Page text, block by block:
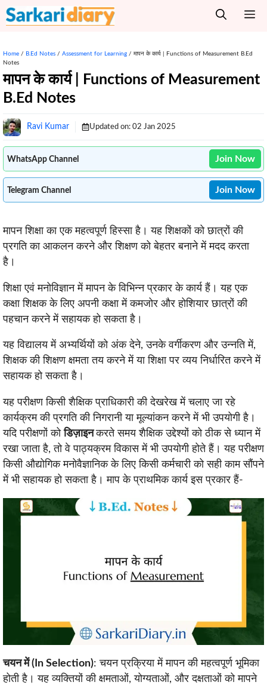
Skip
to
Home / B.Ed Notes / Assessment for Learning / मापन के कार्य | Functions of Measurement B.Ed
Notes
मापन के कार्य | Functions of Measurement
B.Ed Notes
Ravi Kumar Updated on: 02 Jan 2025
WhatsApp Channel Join Now
Telegram Channel Join Now
मापन शिक्षा का एक महत्वपूर्ण हिस्सा है। यह शिक्षकों को छात्रों की
प्रगति का आकलन करने और शिक्षण को बेहतर बनाने में मदद करता
है।
शिक्षा एवं मनोविज्ञान में मापन के विभिन्न प्रकार के कार्य हैं। यह एक
कक्षा शिक्षक के लिए अपनी कक्षा में कमजोर और होशियार छात्रों की
पहचान करने में सहायक हो सकता है।
यह विद्यालय में अभ्यर्थियों को अंक देने, उनके वर्गीकरण और उन्नति में,
शिक्षक की शिक्षण क्षमता तय करने में या शिक्षा पर व्यय निर्धारित करने में
सहायक हो सकता है।
यह परीक्षण किसी शैक्षिक प्राधिकारी की देखरेख में चलाए जा रहे
कार्यक्रम की प्रगति की निगरानी या मूल्यांकन करने में भी उपयोगी है।
यदि परीक्षणों कोडिज़ाइनकरते समय शैक्षिक उद्देश्यों को ठीक से ध्यान में
रखा जाता है, तो वे पाठ्यक्रम विकास में भी उपयोगी होते हैं। यह परीक्षण
किसी औद्योगिक मनोवैज्ञानिक के लिए किसी कर्मचारी को सही काम सौंपने
में भी सहायक हो सकता है। माप के प्राथमिक कार्य इस प्रकार हैं-
चयन में (In Selection): चयन प्रक्रिया में मापन की महत्वपूर्ण भूमिका
होती है। यह व्यक्तियों की क्षमताओं, योग्यताओं, और दक्षताओं को मापने